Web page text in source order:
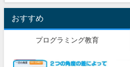
おすすめ
プログラミング教育